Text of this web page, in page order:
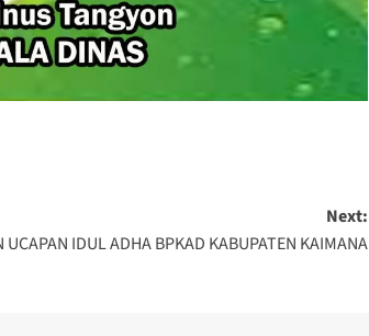
Next:
UCAPAN IDUL ADHA BPKAD KABUPATEN KAIMANA